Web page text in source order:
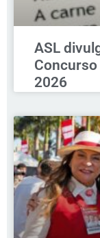
ASL
Concurso
2026